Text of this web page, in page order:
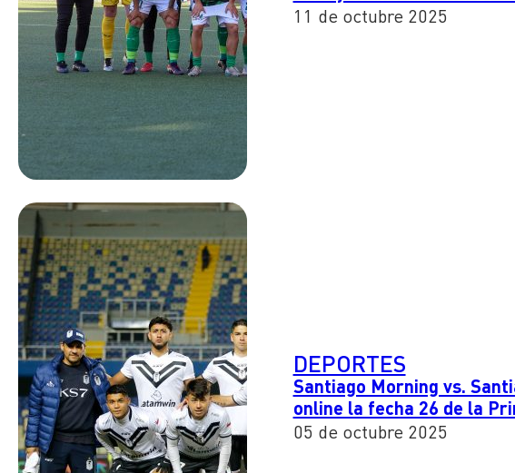
11 de octubre 2025
DEPORTES
Santiago Morning vs.
online la fecha 26 de la
05 de octubre 2025